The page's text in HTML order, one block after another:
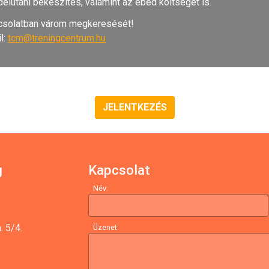
várom megkeresését!
tcm@treningcentrum.hu
JELENTKEZÉS
5/4.
Kapcsolat
Név:
Üzenet: